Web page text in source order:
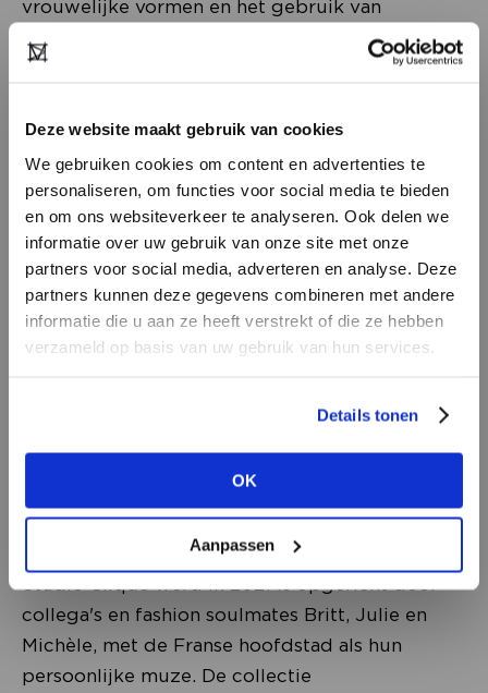
Deze website maakt gebruik van cookies
We gebruiken cookies om content en advertenties te
personaliseren, om functies voor social media te bieden
en om ons websiteverkeer te analyseren. Ook delen we
informatie over uw gebruik van onze site met onze
partners voor social media, adverteren en analyse. Deze
partners kunnen deze gegevens combineren met andere
informatie die u aan ze heeft verstrekt of die ze hebben
verzameld op basis van uw gebruik van hun services.
Details tonen
OK
Aanpassen
HEB JE NOG GEEN
ACCOUNT?
aan of bekijk de andere mogelijkheden.
BEKIJK ALLE OPTIES
vrouwelijke vormen en het gebruik van
natuurlijke stoffen. Indi&Cold neemt het aspect
duurzaamheid mee in het grotere geheel, niet
persoonlijk, sociaal en zakelijk niveau. Het label
wordt in Nederland vertegenwoordigd door
Loud Agency in Culemborg.
collega's en fashion soulmates Britt, Julie en
Michèle, met de Franse hoofdstad als hun
persoonlijke muze. De collectie